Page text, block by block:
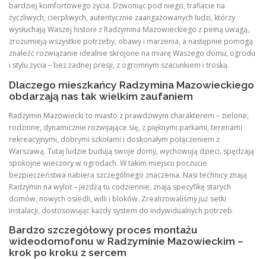
bardziej komfortowego życia. Dzwoniąc pod niego, trafiacie na
życzliwych, cierpliwych, autentycznie zaangażowanych ludzi, którzy
wysłuchają Waszej historii z Radzymina Mazowieckiego z pełną uwagą,
zrozumieją wszystkie potrzeby, obawy i marzenia, a następnie pomogą
znaleźć rozwiązanie idealnie skrojone na miarę Waszego domu, ogrodu
i stylu życia – bez żadnej presji, z ogromnym szacunkiem i troską.
Dlaczego mieszkańcy Radzymina Mazowieckiego
obdarzają nas tak wielkim zaufaniem
Radzymin Mazowiecki to miasto z prawdziwym charakterem – zielone,
rodzinne, dynamicznie rozwijające się, z pięknymi parkami, terenami
rekreacyjnymi, dobrymi szkołami i doskonałym połączeniem z
Warszawą. Tutaj ludzie budują swoje domy, wychowują dzieci, spędzają
spokojne wieczory w ogrodach. W takim miejscu poczucie
bezpieczeństwa nabiera szczególnego znaczenia. Nasi technicy znają
Radzymin na wylot – jeżdżą tu codziennie, znają specyfikę starych
domów, nowych osiedli, willi i bloków. Zrealizowaliśmy już setki
instalacji, dostosowując każdy system do indywidualnych potrzeb.
Bardzo szczegółowy proces montażu
wideodomofonu w Radzyminie Mazowieckim –
krok po kroku z sercem